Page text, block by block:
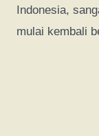
Indonesia,
mulai kembali